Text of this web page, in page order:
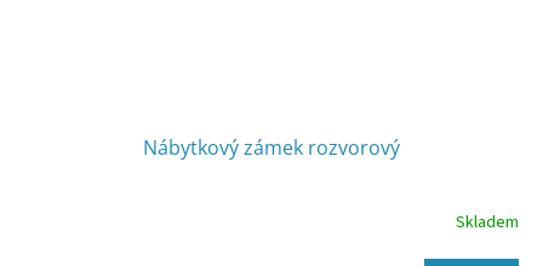
Nábytkový zámek rozvorový
Skladem